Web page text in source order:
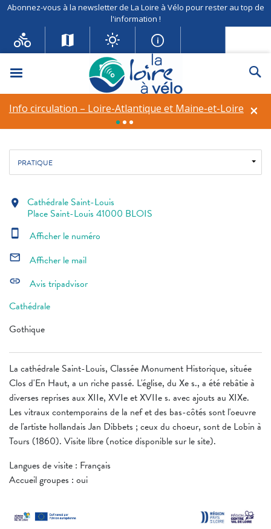
Abonnez-vous à la newsletter de La Loire à Vélo pour rester au top de
l'information !
Menu
×
Info circulation – Loire-Atlantique et Maine-et-Loire
Cathédrale Saint-Louis
Site et monument historiques
Fil d'ariane
Accueil Découverte de patrimoine Cathédrale Saint-Louis
PRATIQUE
La cathédrale Saint-Louis, Classée Monument Historique, située
Clos d'En Haut, a un riche passé. L'église, du Xe s., a été rebâtie à
diverses reprises aux XIIe, XVIe et XVIIe s. avec ajouts au XIXe.
Les vitraux contemporains de la nef et des bas-côtés sont l'oeuvre
de l'artiste hollandais Jan Dibbets ; ceux du choeur, sont de Lobin à
Tours (1860). Visite libre (notice disponible sur le site).
Langues de visite : Français
Accueil groupes : oui
location_on Cathédrale Saint-Louis
Place Saint-Louis 41000 BLOIS
smartphone Afficher le numéro
mail_outline Afficher le mail
link
Avis tripadvisor
Cathédrale
Gothique